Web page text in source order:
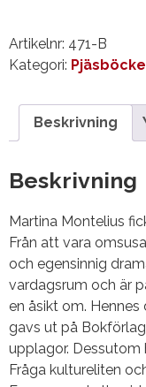
Artikelnr: 471-B
Kategori:
Beskrivning
Beskrivning
Martina Montelius
Från att vara
och egensinnig
vardagsrum och är
en åsikt om.
gavs ut på
upplagor. Dessutom
Fråga kultureliten